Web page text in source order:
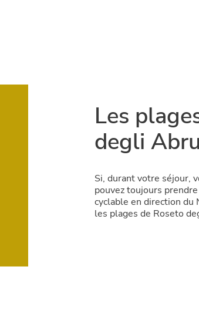
Les
degli
Si, durant votre séjour,
pouvez toujours
cyclable en direction du
les plages de Roseto